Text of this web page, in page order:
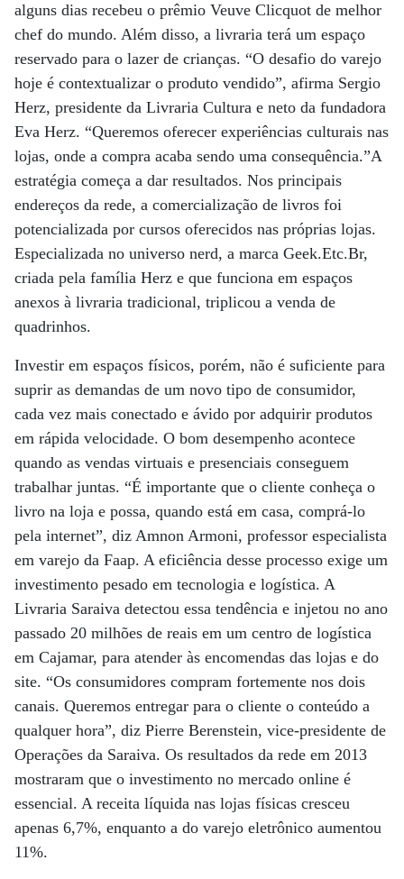
alguns dias recebeu o prêmio Veuve Clicquot de melhor
chef do mundo. Além disso, a livraria terá um espaço
reservado para o lazer de crianças. “O desafio do varejo
hoje é contextualizar o produto vendido”, afirma Sergio
Herz, presidente da Livraria Cultura e neto da fundadora
Eva Herz. “Queremos oferecer experiências culturais nas
lojas, onde a compra acaba sendo uma consequência.”A
estratégia começa a dar resultados. Nos principais
endereços da rede, a comercialização de livros foi
potencializada por cursos oferecidos nas próprias lojas.
Especializada no universo nerd, a marca Geek.Etc.Br,
criada pela família Herz e que funciona em espaços
anexos à livraria tradicional, triplicou a venda de
quadrinhos.
Investir em espaços físicos, porém, não é suficiente para
suprir as demandas de um novo tipo de consumidor,
cada vez mais conectado e ávido por adquirir produtos
em rápida velocidade. O bom desempenho acontece
quando as vendas virtuais e presenciais conseguem
trabalhar juntas. “É importante que o cliente conheça o
livro na loja e possa, quando está em casa, comprá-lo
pela internet”, diz Amnon Armoni, professor especialista
em varejo da Faap. A eficiência desse processo exige um
investimento pesado em tecnologia e logística. A
Livraria Saraiva detectou essa tendência e injetou no ano
passado 20 milhões de reais em um centro de logística
em Cajamar, para atender às encomendas das lojas e do
site. “Os consumidores compram fortemente nos dois
canais. Queremos entregar para o cliente o conteúdo a
qualquer hora”, diz Pierre Berenstein, vice-presidente de
Operações da Saraiva. Os resultados da rede em 2013
mostraram que o investimento no mercado online é
essencial. A receita líquida nas lojas físicas cresceu
apenas 6,7%, enquanto a do varejo eletrônico aumentou
11%.